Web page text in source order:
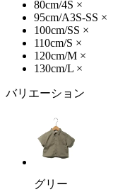
80cm/4S ×
95cm/A3S-SS ×
100cm/SS ×
110cm/S ×
120cm/M ×
130cm/L ×
バリエーション
グリー